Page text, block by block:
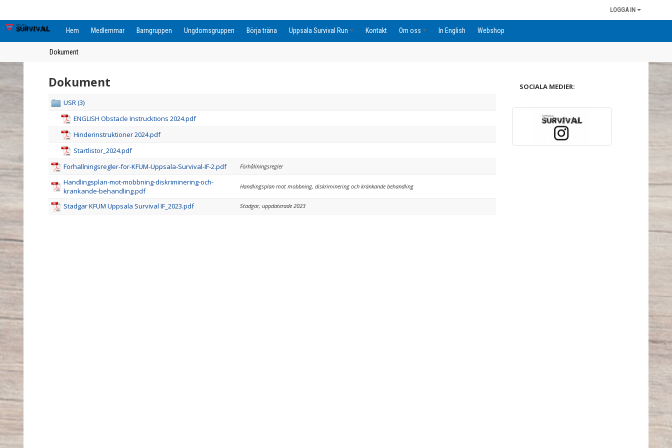
LOGGA IN
Hem Medlemmar Barngruppen Ungdomsgruppen Börja träna Uppsala Survival Run Kontakt Om oss In English Webshop
Dokument
Dokument
USR (3)
ENGLISH Obstacle Instrucktions 2024.pdf
Hinderinstruktioner 2024.pdf
Startlistor_2024.pdf
Forhallningsregler-for-KFUM-Uppsala-Survival-IF-2.pdf
Förhållningsregler
Handlingsplan-mot-mobbning-diskriminering-och-
krankande-behandling.pdf
Handlingsplan mot mobbning, diskriminering och kränkande behandling
Stadgar KFUM Uppsala Survival IF_2023.pdf Stadgar, uppdaterade 2023
SOCIALA MEDIER: